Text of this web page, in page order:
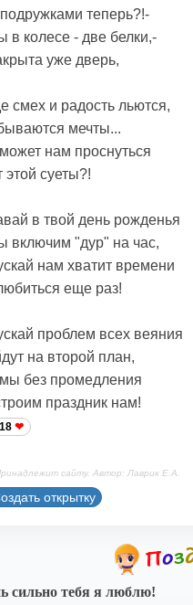
теперь?!-
в колесе - две белки,-
уже дверь,
смех и радость льются,
мечты...
нам проснуться
этой суеты?!
в твой день рожденья
включим "дур" на час,
нам хватит времени
еще раз!
проблем всех веяния
на второй план,
без промедления
праздник нам!
сайту. Автор: Лаврик Е.А.
открытку
сильно тебя я люблю!